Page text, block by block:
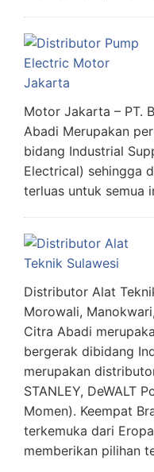
Motor Jakarta – PT.
Abadi Merupakan
bidang Industrial
Electrical) sehingga
terluas untuk semua
Distributor Alat
Morowali,
Citra Abadi
bergerak dibidang
merupakan
STANLEY, DeWALT
Momen). Keempat
terkemuka dari
memberikan pilihan